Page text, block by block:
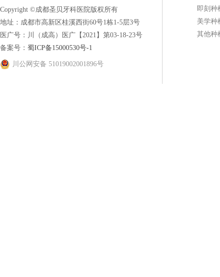
Copyright ©成都圣贝牙科医院版权所有
地址：成都市高新区桂溪西街60号1栋1-5层3号
医广号：川（成高）医广【2021】第03-18-23号
备案号： 蜀ICP备15000530号-1
川公网安备 51019002001896号
即刻种
美学种
其他种